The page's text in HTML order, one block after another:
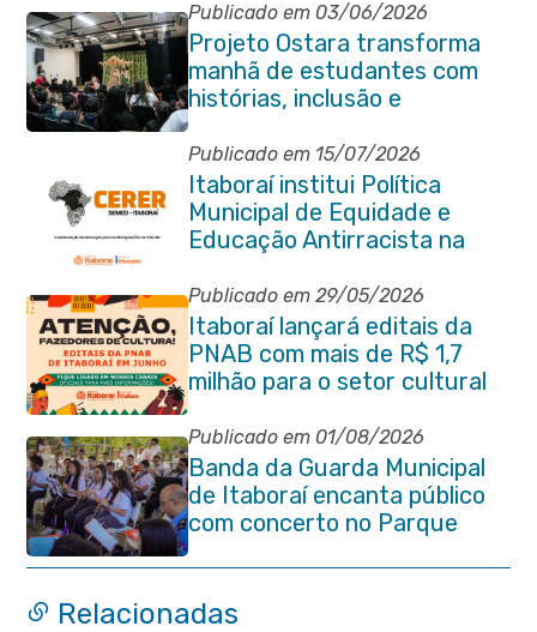
Publicado em 03/06/2026
Projeto Ostara transforma
manhã de estudantes com
histórias, inclusão e
criatividade em Itaboraí
Publicado em 15/07/2026
Itaboraí institui Política
Municipal de Equidade e
Educação Antirracista na
Publicado em 29/05/2026
Itaboraí lançará editais da
PNAB com mais de R$ 1,7
milhão para o setor cultural
Publicado em 01/08/2026
Banda da Guarda Municipal
de Itaboraí encanta público
com concerto no Parque
Paleontológico
Relacionadas